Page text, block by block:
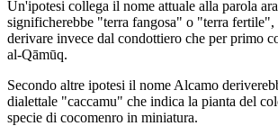
Un'ipotesi collega il nome attuale alla parola
significherebbe "terra fangosa" o "terra fertile",
derivare invece dal condottiero che per primo
al-Qāmūq.
Secondo altre ipotesi il nome Alcamo
dialettale "caccamu" che indica la pianta del
specie di cocomenro in miniatura.